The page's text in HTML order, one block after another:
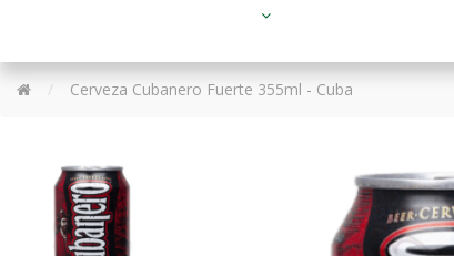
Cerveza Cubanero Fuerte 355ml - Cuba